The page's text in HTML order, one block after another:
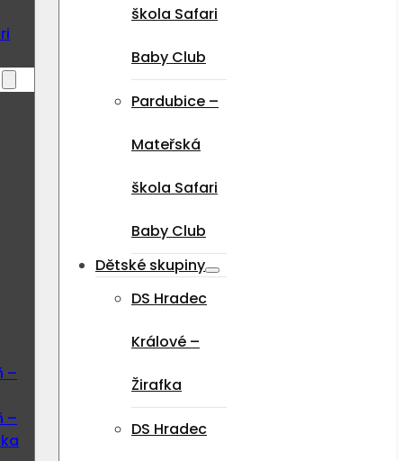
–
–
škola Safari
Baby Club
Pardubice –
Mateřská
škola Safari
Baby Club
Dětské skupiny
DS Hradec
Králové –
Žirafka
DS Hradec